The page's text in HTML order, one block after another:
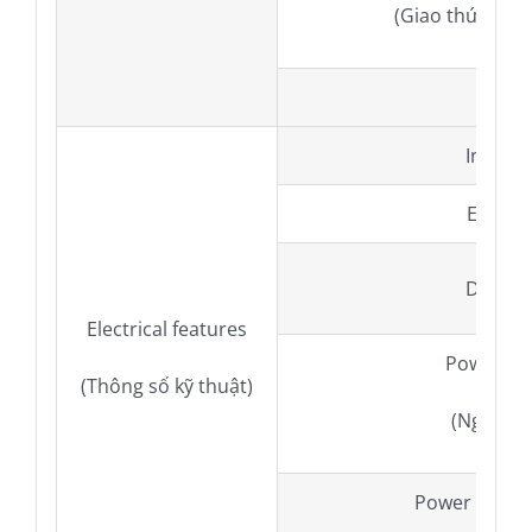
(Giao thức
Electrical features
(Thông số kỹ thuật)
Digital
Power
(Nguồn
Power